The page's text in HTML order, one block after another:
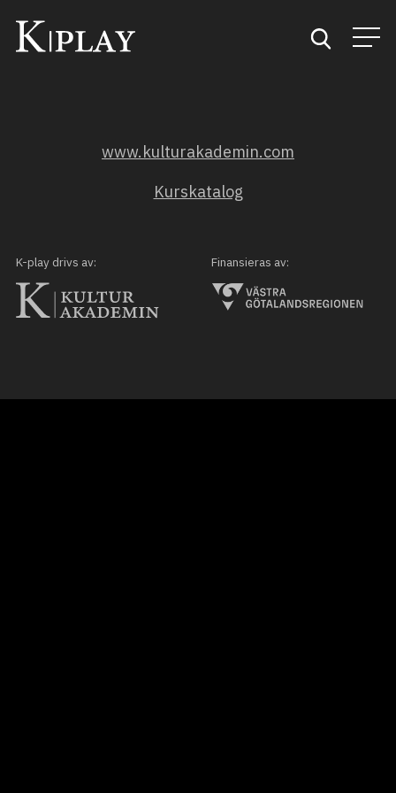
Kategorier
Mina favoriter
www.kulturakademin.com
Kurskatalog
K-play drivs av: Finansieras av: